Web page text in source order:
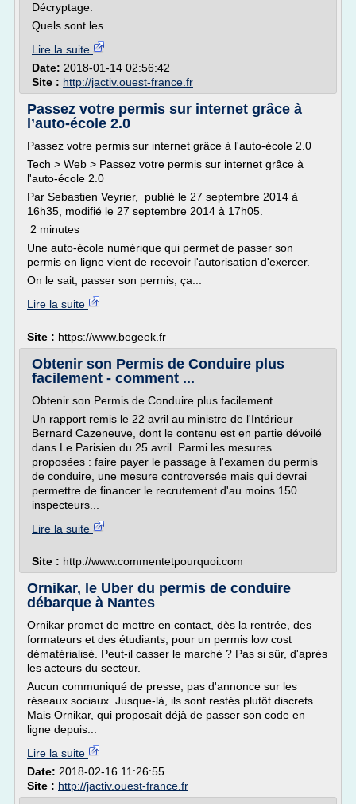
Décryptage.
Quels sont les...
Lire la suite
Date: 2018-01-14 02:56:42
Site : http://jactiv.ouest-france.fr
Passez votre permis sur internet grâce à
l’auto-école 2.0
Passez votre permis sur internet grâce à l'auto-école 2.0
Tech > Web > Passez votre permis sur internet grâce à
l'auto-école 2.0
Par Sebastien Veyrier, publié le 27 septembre 2014 à
16h35, modifié le 27 septembre 2014 à 17h05.
2 minutes
Une auto-école numérique qui permet de passer son
permis en ligne vient de recevoir l'autorisation d'exercer.
On le sait, passer son permis, ça...
Lire la suite
Site : https://www.begeek.fr
Obtenir son Permis de Conduire plus
facilement - comment ...
Obtenir son Permis de Conduire plus facilement
Un rapport remis le 22 avril au ministre de l'Intérieur
Bernard Cazeneuve, dont le contenu est en partie dévoilé
dans Le Parisien du 25 avril. Parmi les mesures
proposées : faire payer le passage à l'examen du permis
de conduire, une mesure controversée mais qui devrai
permettre de financer le recrutement d'au moins 150
inspecteurs...
Lire la suite
Site : http://www.commentetpourquoi.com
Ornikar, le Uber du permis de conduire
débarque à Nantes
Ornikar promet de mettre en contact, dès la rentrée, des
formateurs et des étudiants, pour un permis low cost
dématérialisé. Peut-il casser le marché ? Pas si sûr, d'après
les acteurs du secteur.
Aucun communiqué de presse, pas d'annonce sur les
réseaux sociaux. Jusque-là, ils sont restés plutôt discrets.
Mais Ornikar, qui proposait déjà de passer son code en
ligne depuis...
Lire la suite
Date: 2018-02-16 11:26:55
Site : http://jactiv.ouest-france.fr